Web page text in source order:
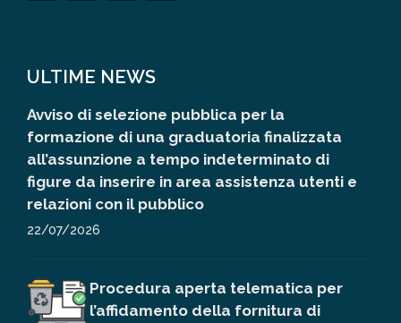
ULTIME NEWS
Avviso di selezione pubblica per la
formazione di una graduatoria finalizzata
all’assunzione a tempo indeterminato di
figure da inserire in area assistenza utenti e
relazioni con il pubblico
22/07/2026
Procedura aperta telematica per
l’affidamento della fornitura di